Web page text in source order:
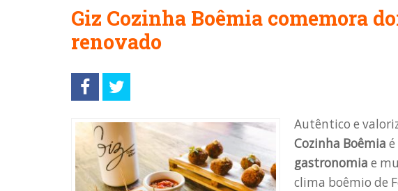
Giz Cozinha Boêmia comemora
renovado
Autêntico e
Cozinha Boêmia
gastronomia e
clima boêmio de